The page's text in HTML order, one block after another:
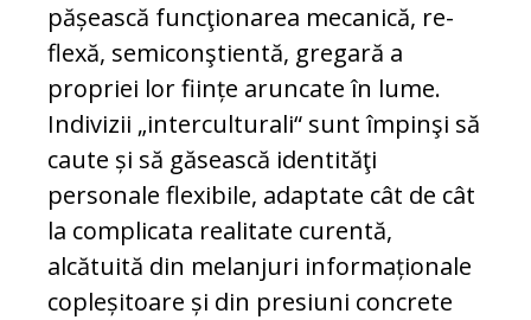
pășească funcţionarea mecanică, re­
flexă, semiconştientă, gregară a
propriei lor ființe aruncate în lume.
Indivizii „in­terculturali“ sunt împinşi să
caute și să găsească identităţi
personale flexibile, adaptate cât de cât
la complicata rea­litate curentă,
alcătuită din melanjuri in­formaționale
copleșitoare și din pre­siuni concrete